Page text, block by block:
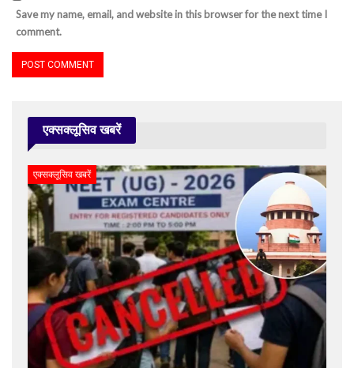
Save my name, email, and website in this browser for the next time I
comment.
एक्सक्लूसिव खबरें
एक्सक्लूसिव खबरें